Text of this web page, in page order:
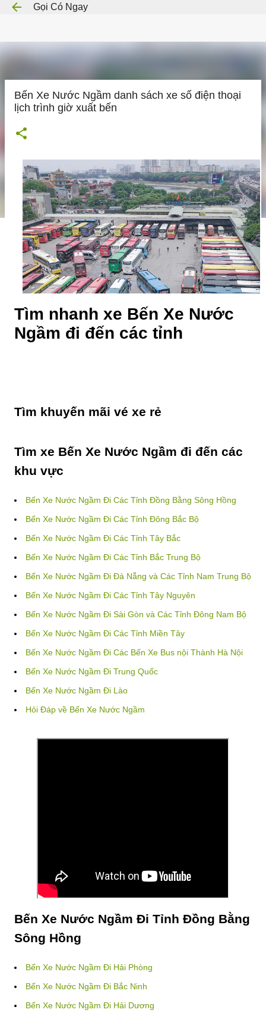
Chuyển đến nội dung chính
Gọi Có Ngay
Bến Xe Nước Ngầm danh sách xe số điện thoại
lịch trình giờ xuất bến
Tìm nhanh xe Bến Xe Nước
Ngầm đi đến các tỉnh
Tìm khuyến mãi vé xe rẻ
Tìm xe Bến Xe Nước Ngầm đi đến các
khu vực
Bến Xe Nước Ngầm Đi Các Tỉnh Đồng Bằng Sông Hồng
Bến Xe Nước Ngầm Đi Các Tỉnh Đông Bắc Bộ
Bến Xe Nước Ngầm Đi Các Tỉnh Tây Bắc
Bến Xe Nước Ngầm Đi Các Tỉnh Bắc Trung Bộ
Bến Xe Nước Ngầm Đi Đà Nẵng và Các Tỉnh Nam Trung Bộ
Bến Xe Nước Ngầm Đi Các Tỉnh Tây Nguyên
Bến Xe Nước Ngầm Đi Sài Gòn và Các Tỉnh Đông Nam Bộ
Bến Xe Nước Ngầm Đi Các Tỉnh Miền Tây
Bến Xe Nước Ngầm Đi Các Bến Xe Bus nội Thành Hà Nội
Bến Xe Nước Ngầm Đi Trung Quốc
Bến Xe Nước Ngầm Đi Lào
Hỏi Đáp về Bến Xe Nước Ngầm
Bến Xe Nước Ngầm Đi Tỉnh Đồng Bằng
Sông Hồng
Bến Xe Nước Ngầm Đi Hải Phòng
Bến Xe Nước Ngầm Đi Bắc Ninh
Bến Xe Nước Ngầm Đi Hải Dương